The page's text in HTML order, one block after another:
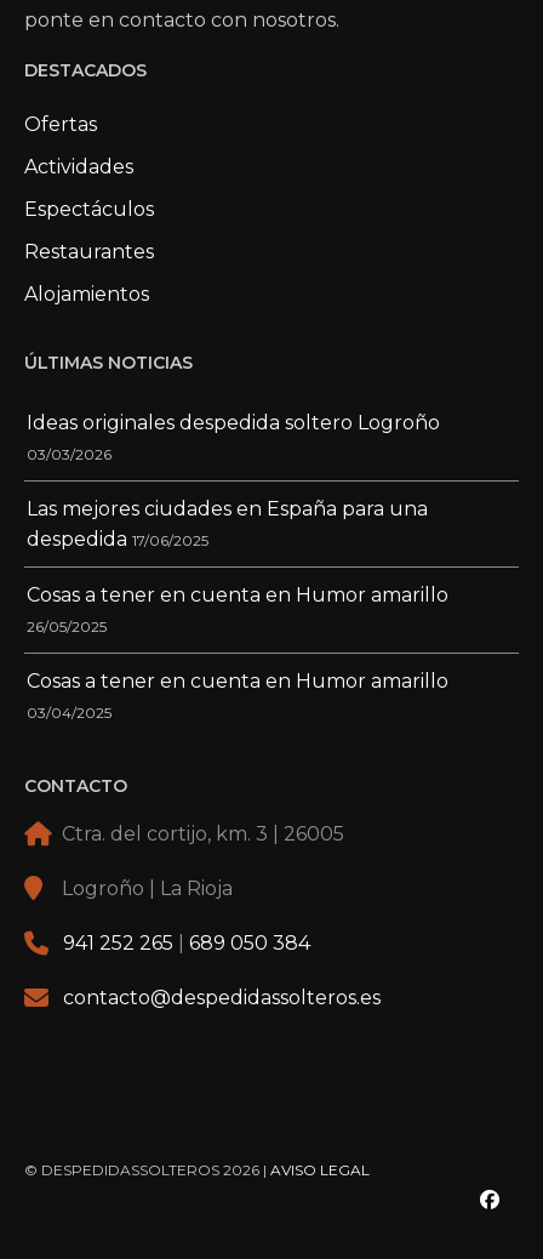
ponte en contacto con nosotros.
DESTACADOS
Ofertas
Actividades
Espectáculos
Restaurantes
Alojamientos
ÚLTIMAS NOTICIAS
Ideas originales despedida soltero Logroño
03/03/2026
Las mejores ciudades en España para una
despedida 17/06/2025
Cosas a tener en cuenta en Humor amarillo
26/05/2025
Cosas a tener en cuenta en Humor amarillo
03/04/2025
CONTACTO
Ctra. del cortijo, km. 3 | 26005
Logroño | La Rioja
941 252 265 689 050 384
contacto@despedidassolteros.es
© DESPEDIDASSOLTEROS 2026 | AVISO LEGAL